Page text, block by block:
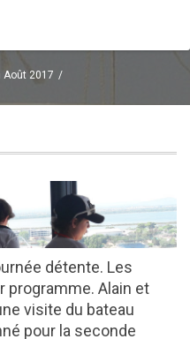
Août 2017
détente. Les
programme. Alain et
visite du bateau
pour la seconde